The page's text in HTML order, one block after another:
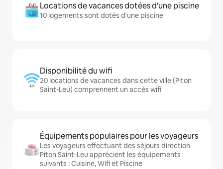
Locations de vacances dotées d'une piscine
10 logements sont dotés d'une piscine
Disponibilité du wifi
20 locations de vacances dans cette ville (Piton
Saint-Leu) comprennent un accès wifi
Équipements populaires pour les voyageurs
Les voyageurs effectuant des séjours direction
Piton Saint-Leu apprécient les équipements
suivants : Cuisine, Wifi et Piscine